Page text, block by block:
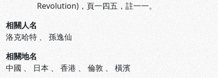
Revolution)，頁一四五，註一一。
相關人名
洛克哈特 、 孫逸仙
相關地名
中國 、 日本 、 香港 、 倫敦 、 橫濱